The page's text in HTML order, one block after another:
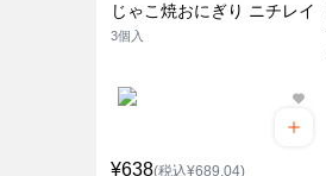
じゃこ焼おにぎり ニチレイ
3個入
¥638(税込¥689.04)